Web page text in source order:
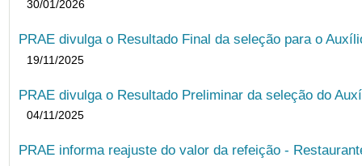
30/01/2026
PRAE divulga o Resultado Final da seleção para o
19/11/2025
PRAE divulga o Resultado Preliminar da seleção do
04/11/2025
PRAE informa reajuste do valor da refeição -